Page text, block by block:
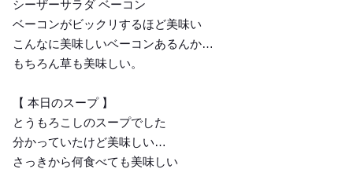
シーザーサラダ ベーコン
ベーコンがビックリするほど美味い
こんなに美味しいベーコンあるんか…
もちろん草も美味しい。
【 本日のスープ 】
とうもろこしのスープでした
分かっていたけど美味しい…
さっきから何食べても美味しい